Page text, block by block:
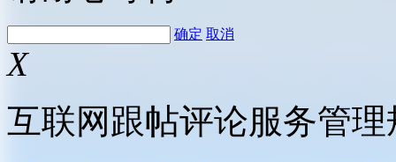
确定 取消
X
互联网跟帖评论服务管理